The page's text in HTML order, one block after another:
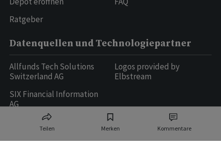
Teilen Merken Kommentare
Ratgeber
Datenquellen und Technologiepartner
Allfunds Tech Solutions
Switzerland AG
SIX Financial Information
AG
Logos provided by
Elbstream
Ringier AG | Ringier Medien Schweiz